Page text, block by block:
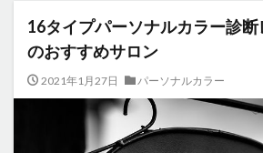
16タイプパーソナルカラー診
のおすすめサロン
2021年1月27日 パーソナルカラー